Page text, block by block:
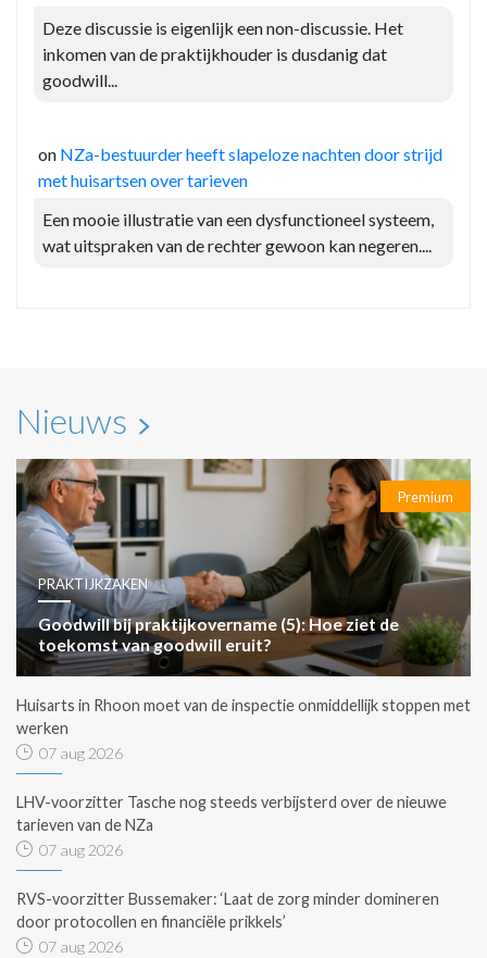
Deze discussie is eigenlijk een non-discussie. Het
inkomen van de praktijkhouder is dusdanig dat
goodwill...
on NZa-bestuurder heeft slapeloze nachten door strijd
met huisartsen over tarieven
Een mooie illustratie van een dysfunctioneel systeem,
wat uitspraken van de rechter gewoon kan negeren....
Nieuws
Premium
PRAKTIJKZAKEN
Goodwill bij praktijkovername (5): Hoe ziet de
toekomst van goodwill eruit?
Huisarts in Rhoon moet van de inspectie onmiddellijk stoppen met
werken
07 aug 2026
LHV-voorzitter Tasche nog steeds verbijsterd over de nieuwe
tarieven van de NZa
07 aug 2026
RVS-voorzitter Bussemaker: ‘Laat de zorg minder domineren
door protocollen en financiële prikkels’
07 aug 2026